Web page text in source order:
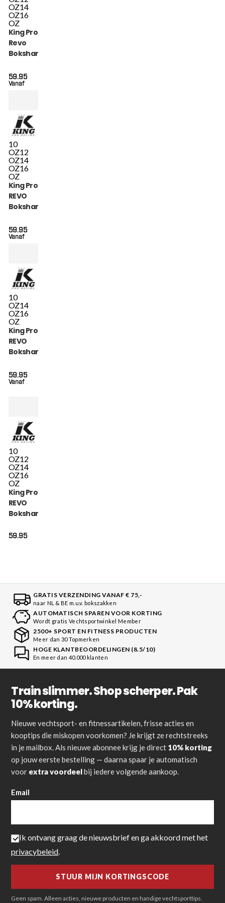
OZ14
OZ16
OZ
King Pro Boxing
Revo
Bokshandschoenen
Vanaf
59.95
10
OZ12
OZ14
OZ16
OZ
King Pro Boxing
REVO
Bokshandschoenen
Vanaf
59.95
10
OZ14
OZ16
OZ
King Pro Boxing
REVO
Bokshandschoenen
Vanaf
59.95
10
OZ12
OZ14
OZ16
OZ
King Pro Boxing
REVO
Bokshandschoenen
59.95
GRATIS VERZENDING VANAF € 75,-
naar NL & BE m.u.v. bokszakken
AUTOMATISCH SPAREN VOOR KORTING
Wordt gratis Vechtsportwinkel Member
2500+ SPORT EN FITNESS PRODUCTEN
Meer dan 30 Topmerken
HOGE KLANTBEOORDELINGEN (8.5/10)
En meer dan 40.000 klanten
Train slimmer. Shop scherper. Pak
10% korting.
Nieuwe vechtsport- en fitnessartikelen, frisse acties en
kooptips die miskopen voorkomen? Je krijgt ze rechtstreeks
in je mailbox. Als nieuwe abonnee krijg je direct 10% korting
op jouw eerste bestelling — daarna spaar je automatisch
voor extra voordeelbij iedere volgende aankoop.
Email
Ik ontvang graag de nieuwsbrief en ga akkoord met het
privacybeleid
Geen spam. Alleen acties, nieuwe producten en handige vechtsporttips.